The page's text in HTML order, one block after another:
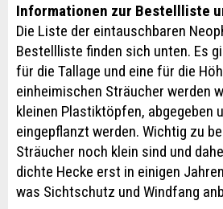
Informationen zur Bestellliste
Die Liste der eintauschbaren
Bestellliste finden sich unten. Es
für die Tallage und eine für die
einheimischen Sträucher werden
kleinen Plastiktöpfen, abgegeben
eingepflanzt werden. Wichtig zu
Sträucher noch klein sind und
dichte Hecke erst in einigen
was Sichtschutz und Windfang